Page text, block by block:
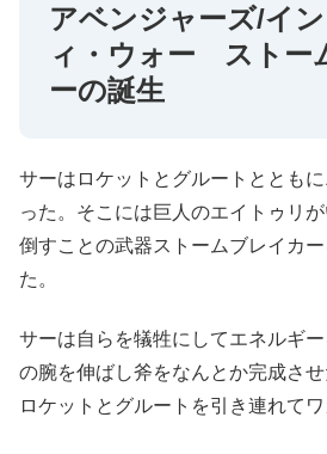
アベンジャーズ/イ
ィ・ウォー ストー
ーの誕生
サーはロケットとグルートととも
った。そこには巨人のエイトゥリ
倒すことの武器ストームブレイカ
た。
サーは自らを犠牲にしてエネルギ
の腕を伸ばし斧をなんとか完成さ
ロケットとグルートを引き連れてワ